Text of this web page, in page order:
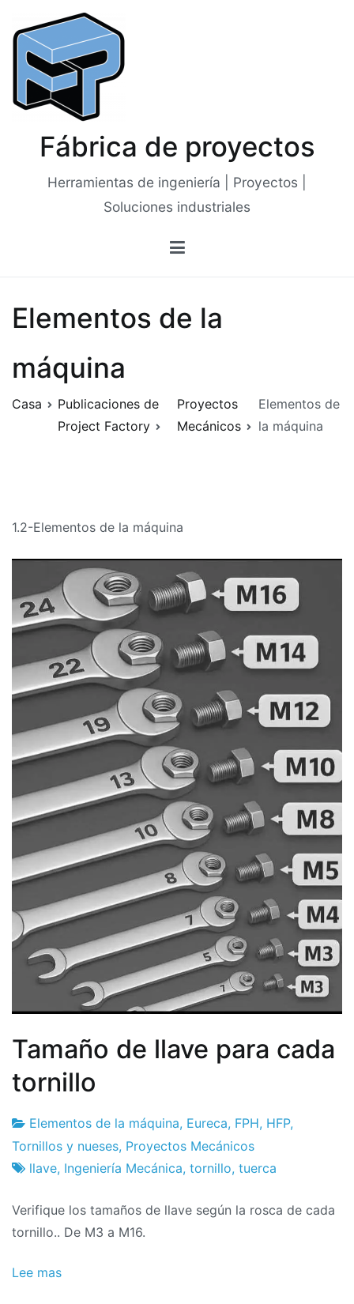
contenido
Fábrica de proyectos
Herramientas de ingeniería | Proyectos |
Soluciones industriales
Elementos de la
máquina
Casa
Publicaciones de
Project Factory
Proyectos
Mecánicos
Elementos de
la máquina
1.2-Elementos de la máquina
Tamaño de llave para cada
tornillo
Fábrica
de
7
de
de
2026
Elementos de la máquina, Eureca, FPH, HFP,
Tornillos y nueses, Proyectos Mecánicos
llave, Ingeniería Mecánica, tornillo, tuerca
Verifique los tamaños de llave según la rosca de cada
tornillo.. De M3 a M16.
Lee mas